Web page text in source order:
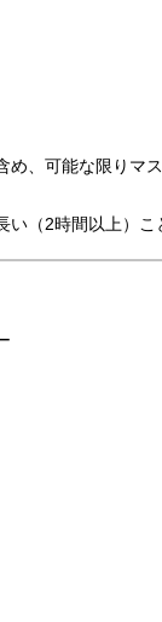
め、可能な限りマ
い（2時間以上）こ